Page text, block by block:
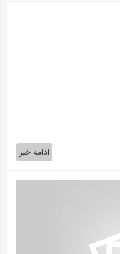
ادامه خبر